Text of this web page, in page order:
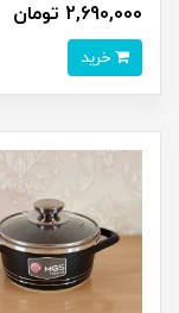
2,690,000 تومان